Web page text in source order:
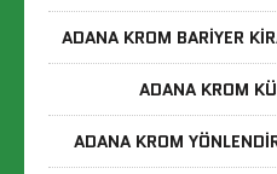
ADANA KROM BARIYER
ADANA KROM
ADANA KROM